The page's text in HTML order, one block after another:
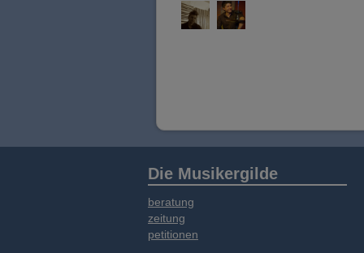
Die Musikergilde
beratung
zeitung
petitionen